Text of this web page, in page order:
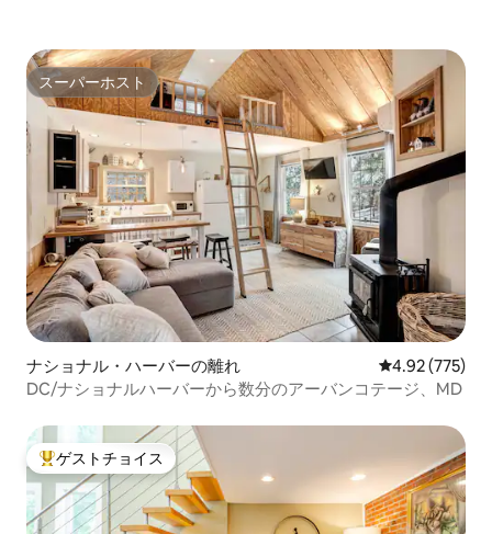
スーパーホスト
スーパーホスト
ナショナル・ハーバーの離れ レビュー775
4.92 (775)
DC/ナショナルハーバーから数分のアーバンコテージ、MD
大好評のゲストチョイスです。
ゲストチョイス